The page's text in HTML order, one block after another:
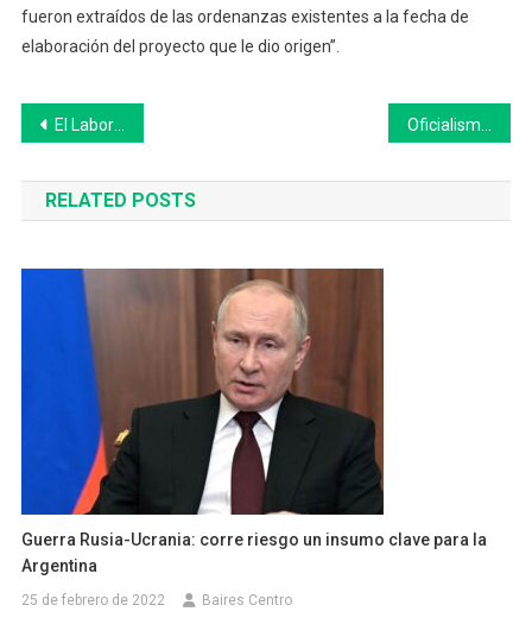
fueron extraídos de las ordenanzas existentes a la fecha de
elaboración del proyecto que le dio origen”.
Navegación
de
entradas
El Laboratorio de Biología Molecular Municipal de Bolívar fue premiado en el Congreso Provincial de Salud
RELATED POSTS
Guerra Rusia-Ucrania: corre riesgo un insumo clave para la
Argentina
25 de febrero de 2022 Baires Centro